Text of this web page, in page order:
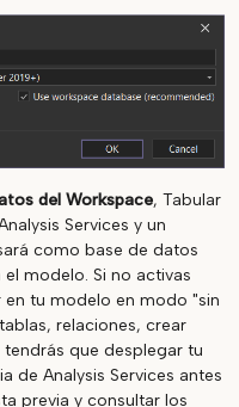
del Workspace, Tabular
Services y un
como base de datos
modelo. Si no activas
tu modelo en modo "sin
relaciones, crear
que desplegar tu
de Analysis Services antes
previa y consultar los